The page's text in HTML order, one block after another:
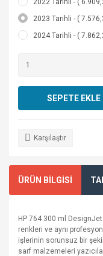
2022 Tarihli - (
2023 Tarihli - (
2024 Tarihli - (
SEPETE EKLE
Karşılaştır
ÜRÜN BİLGİSİ
HP 764 300 ml
renkleri ve aynı
işlerinin sorunsuz bir
sarf malzemeleri